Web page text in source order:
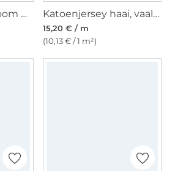
Katoenen stof Bloom & Birds, oudgroen Katoenjersey haai, vaalmint
15,20 € / m
(10,13 € / 1 m²)